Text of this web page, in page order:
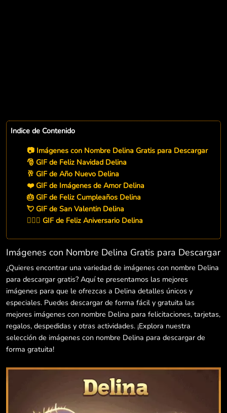
Indice de Contenido
📷 Imágenes con Nombre Delina Gratis para Descargar
🎅 GIF de Feliz Navidad Delina
🥂 GIF de Año Nuevo Delina
❤️ GIF de Imágenes de Amor Delina
🎂 GIF de Feliz Cumpleaños Delina
💘 GIF de San Valentin Delina
👨‍❤️‍👨 GIF de Feliz Aniversario Delina
Imágenes con Nombre Delina Gratis para Descargar
¿Quieres encontrar una variedad de imágenes con nombre Delina
para descargar gratis? Aquí te presentamos las mejores
imágenes para que le ofrezcas a Delina detalles únicos y
especiales. Puedes descargar de forma fácil y gratuita las
mejores imágenes con nombre Delina para felicitaciones, tarjetas,
regalos, despedidas y otras actividades. ¡Explora nuestra
selección de imágenes con nombre Delina para descargar de
forma gratuita!